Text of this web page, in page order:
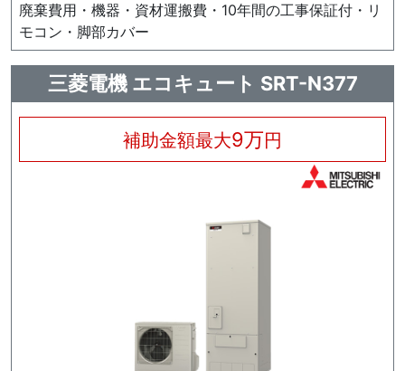
廃棄費用・機器・資材運搬費・10年間の工事保証付・リ
モコン・脚部カバー
三菱電機 エコキュート SRT-N377
補助金額最大9万円